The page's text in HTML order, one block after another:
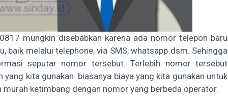
mungkin disebabkan karena ada nomor telepon baru
baik melalui telephone, via SMS, whatsapp dsm. Sehingga
seputar nomor tersebut. Terlebih nomor tersebut
kita gunakan. biasanya biaya yang kita gunakan untuk
ketimbang dengan nomor yang berbeda operator.